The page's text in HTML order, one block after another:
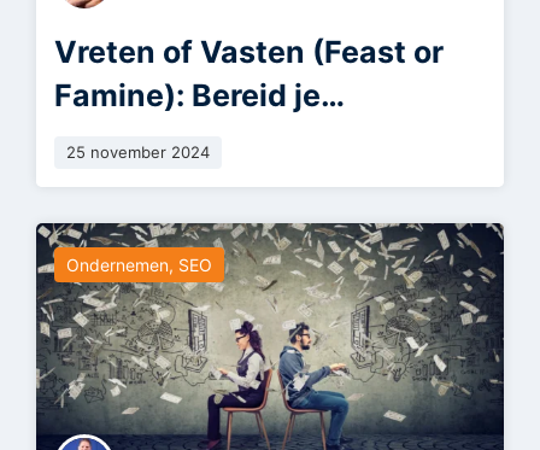
Vreten of Vasten (Feast or
Famine): Bereid je
onderneming voor op de
achtbaan van ondernemen
25 november 2024
Ondernemen, SEO